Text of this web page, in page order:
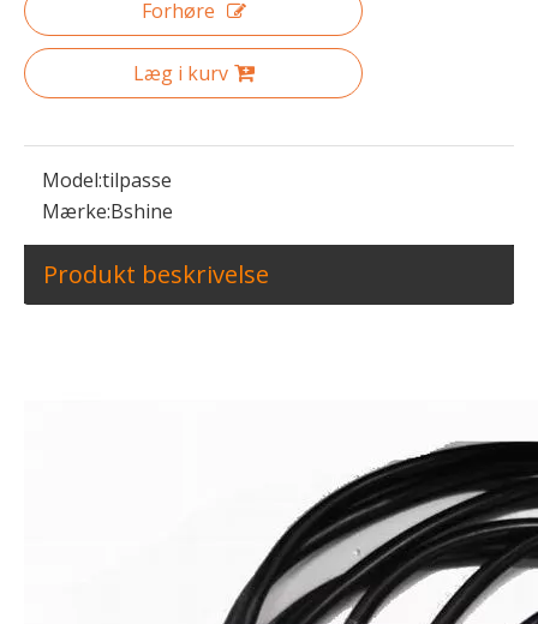
Forhøre
Læg i kurv
Model:tilpasse
Mærke:Bshine
Produkt beskrivelse